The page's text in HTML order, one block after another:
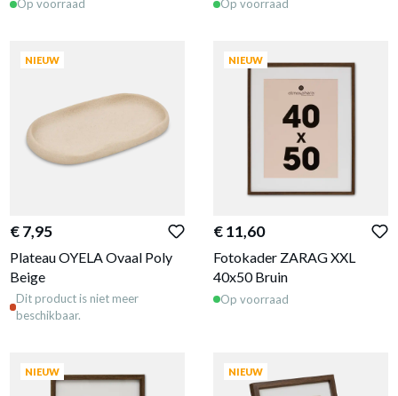
Op voorraad Op voorraad
NIEUW
€ 7,95
Plateau OYELA Ovaal Poly
Beige
Dit product is niet meer
beschikbaar.
NIEUW
€ 11,60
Fotokader ZARAG XXL
40x50 Bruin
Op voorraad
NIEUW NIEUW